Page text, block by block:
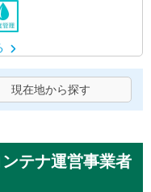
現在地から探す
テナ運営事業者